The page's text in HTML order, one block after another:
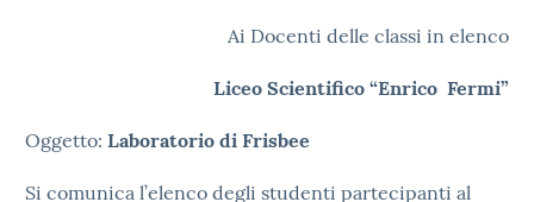
Ai Docenti delle classi in elenco
Liceo Scientifico “Enrico Fermi”
Oggetto: Laboratorio di Frisbee
Si comunica l’elenco degli studenti partecipanti al